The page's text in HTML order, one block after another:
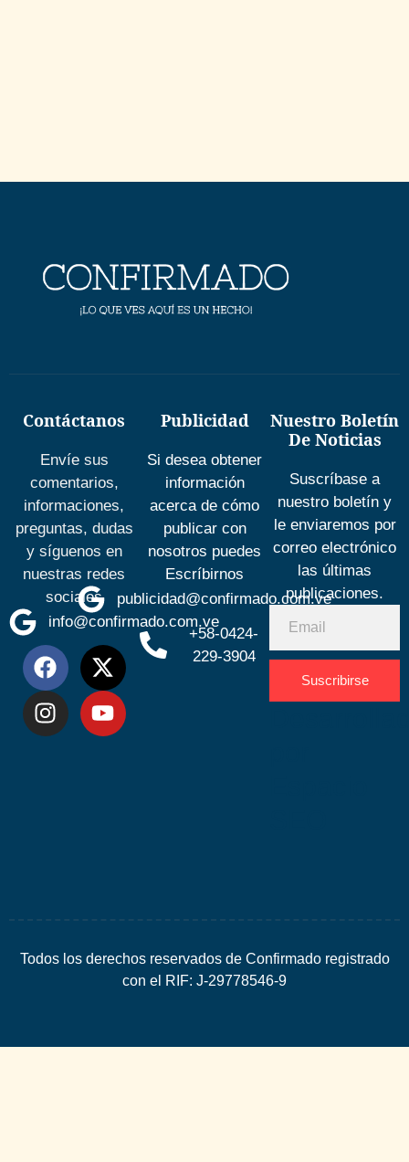
Contáctanos
Envíe sus
comentarios,
informaciones,
preguntas, dudas
y síguenos en
nuestras redes
sociales
info@confirmado.com.ve
Publicidad
Si desea obtener
información
acerca de cómo
publicar con
nosotros puedes
Escríbirnos
publicidad@confirmado.com.ve
+58-0424-
229-3904
Nuestro Boletín
De Noticias
Suscríbase a
nuestro boletín y
le enviaremos por
correo electrónico
las últimas
publicaciones.
Suscribirse
Todos los derechos reservados de Confirmado registrado
con el RIF: J-29778546-9